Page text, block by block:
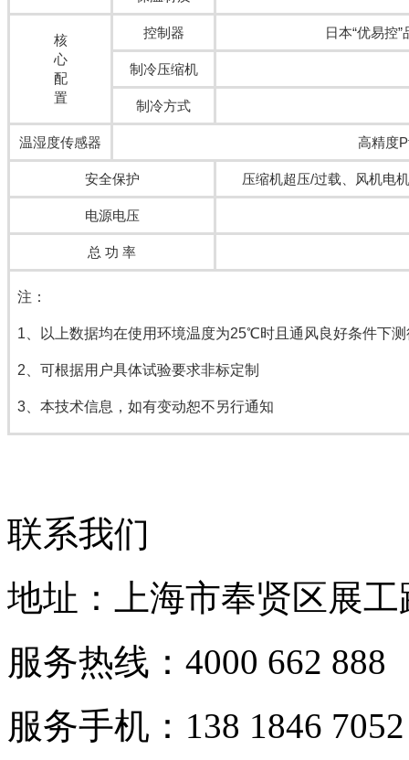
核
心
配
置
控制器 日本“优易控
制冷压缩机
制冷方式
温湿度传感器 高精度
安全保护 压缩机超压/过载、风机电
电源电压
总 功 率
注：
1、以上数据均在使用环境温度为25℃时且通风良好条件下测
2、可根据用户具体试验要求非标定制
3、本技术信息，如有变动恕不另行通知
联系我们
地址：上海市奉贤区展工
服务热线：4000 662 888
服务手机：138 1846 7052